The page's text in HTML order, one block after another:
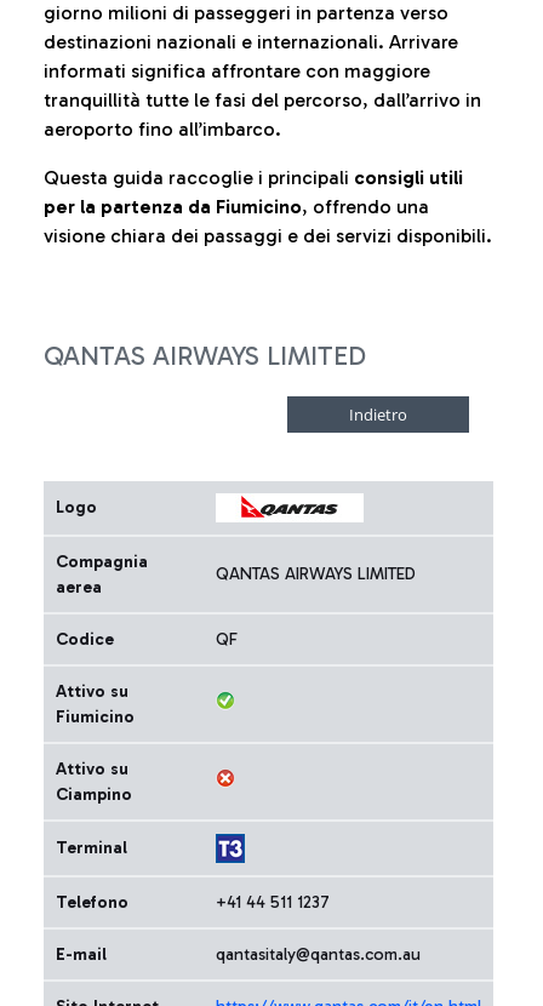
giorno milioni di passeggeri in partenza verso
destinazioni nazionali e internazionali. Arrivare
informati significa affrontare con maggiore
tranquillità tutte le fasi del percorso, dall’arrivo in
aeroporto fino all’imbarco.
Questa guida raccoglie i principali consigli utili
per la partenza da Fiumicino, offrendo una
visione chiara dei passaggi e dei servizi disponibili.
QANTAS AIRWAYS LIMITED
Logo
Compagnia
aerea
QANTAS AIRWAYS LIMITED
Codice QF
Attivo su
Fiumicino
Attivo su
Ciampino
Terminal
Telefono +41 44 511 1237
E-mail qantasitaly@qantas.com.au